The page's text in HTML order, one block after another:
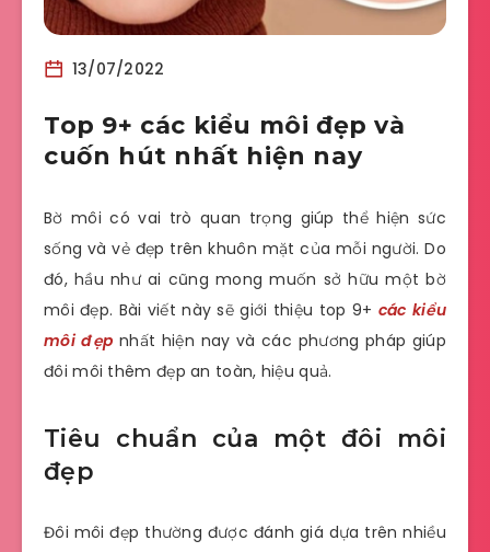
13/07/2022
Top 9+ các kiểu môi đẹp và
cuốn hút nhất hiện nay
Bờ môi có vai trò quan trọng giúp thể hiện sức
sống và vẻ đẹp trên khuôn mặt của mỗi người. Do
đó, hầu như ai cũng mong muốn sở hữu một bờ
môi đẹp. Bài viết này sẽ giới thiệu top 9+ các kiểu
môi đẹp nhất hiện nay và các phương pháp giúp
đôi môi thêm đẹp an toàn, hiệu quả.
Tiêu chuẩn của một đôi môi
đẹp
Đôi môi đẹp thường được đánh giá dựa trên nhiều